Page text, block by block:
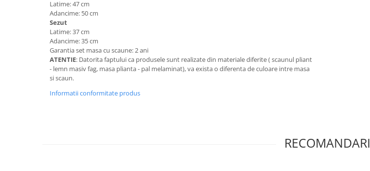
Masa si scaune gradinita
Seturi comode living si dormitor
Latime: 47 cm
Adancime: 50 cm
Sezut
Latime: 37 cm
Adancime: 35 cm
Garantia set masa cu scaune: 2 ani
ATENTIE: Datorita faptului ca produsele sunt realizate din materiale diferite ( scaunul pliant
- lemn masiv fag, masa plianta - pal melaminat), va exista o diferenta de culoare intre masa
si scaun.
Informatii conformitate produs
RECOMANDARI